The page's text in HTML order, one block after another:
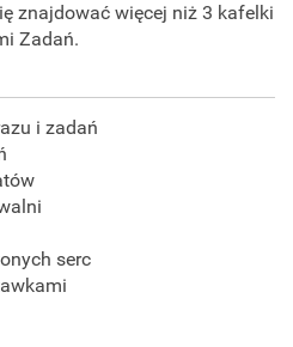
znajdować więcej niż 3 kafelki
Zadań.
i zadań
serc